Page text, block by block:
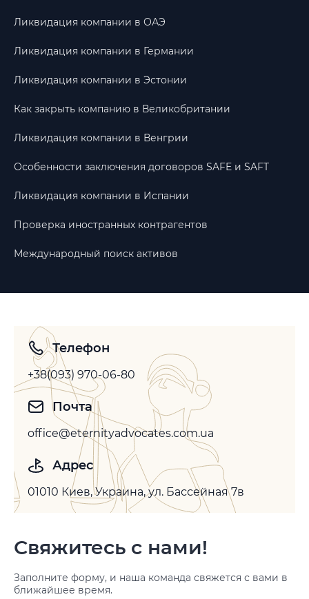
Ликвидация компании в ОАЭ
Ликвидация компании в Германии
Ликвидация компании в Эстонии
Как закрыть компанию в Великобритании
Ликвидация компании в Венгрии
Особенности заключения договоров SAFE и SAFT
Ликвидация компании в Испании
Проверка иностранных контрагентов
Международный поиск активов
Телефон
+38(093) 970-06-80
Почта
office@eternityadvocates.com.ua
Адрес
01010 Киев, Украина, ул. Бассейная 7в
Свяжитесь с нами!
Заполните форму, и наша команда свяжется с вами в
ближайшее время.